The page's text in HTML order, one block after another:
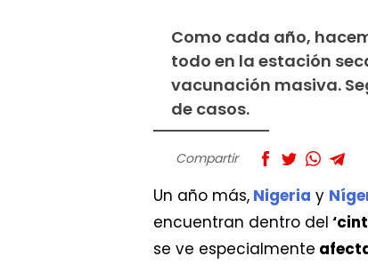
Como cada año,
todo en la estación
vacunación masiva.
de casos.
Compartir
Un año más, Nigeria y
encuentran dentro del
se ve especialmente